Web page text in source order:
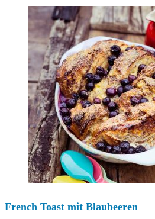
French Toast mit Blaubeeren